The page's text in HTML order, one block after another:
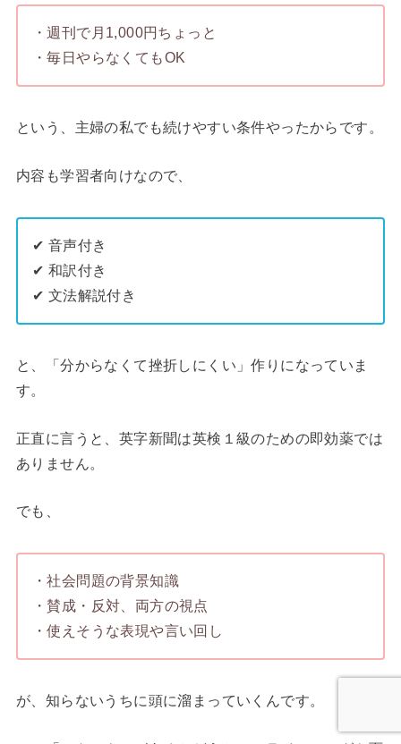
・週刊で月1,000円ちょっと
・毎日やらなくてもOK
という、主婦の私でも続けやすい条件やったからです。
内容も学習者向けなので、
✔ 音声付き
✔ 和訳付き
✔ 文法解説付き
と、「分からなくて挫折しにくい」作りになっていま
す。
正直に言うと、英字新聞は英検１級のための即効薬では
ありません。
でも、
・社会問題の背景知識
・賛成・反対、両方の視点
・使えそうな表現や言い回し
が、知らないうちに頭に溜まっていくんです。